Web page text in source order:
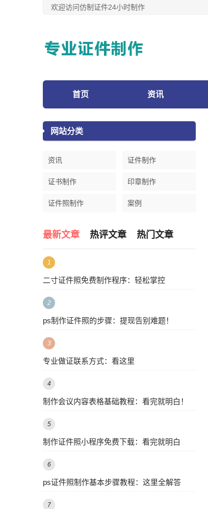
欢迎访问仿制证件24小时制作
首页 资讯
网站分类
资讯 证件制作
证书制作 印章制作
证件照制作 案例
最新文章 热评文章 热门文章
1
二寸证件照免费制作程序：轻松掌控
2
ps制作证件照的步骤：提现告别难题！
3
专业做证联系方式：看这里
4
制作会议内容表格基础教程：看完就明白！
5
制作证件照小程序免费下载：看完就明白
6
ps证件照制作基本步骤教程：这里全解答
7